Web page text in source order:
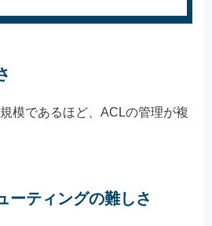
模であるほど、ACLの管理が複
ーティングの難しさ